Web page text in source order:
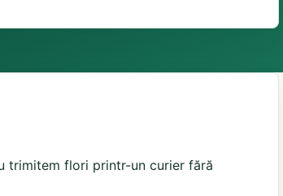
trimitem flori printr-un curier fără